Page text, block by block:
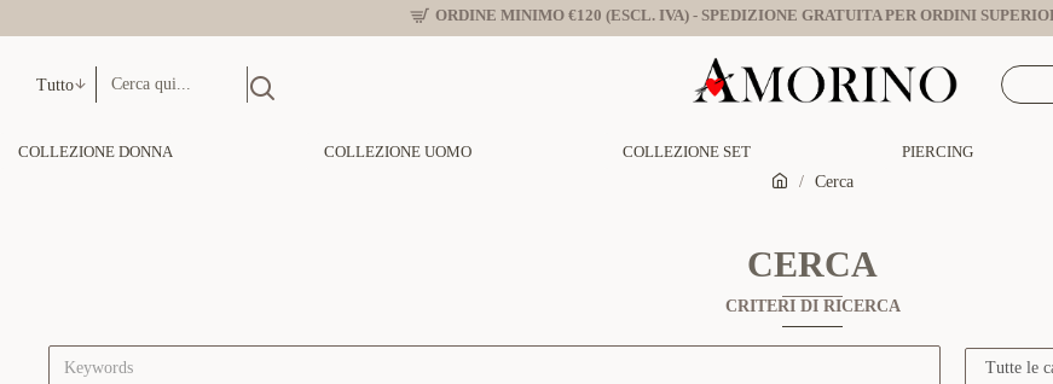
ORDINE MINIMO €120 (ESCL. IVA) - SPEDIZIONE GRATUITA PER ORDINI
Tutto
COLLEZIONE DONNA COLLEZIONE UOMO COLLEZIONE SET PIERCING
Cerca
CERCA
CRITERI DI RICERCA